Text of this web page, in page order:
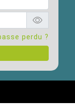
perdu ?